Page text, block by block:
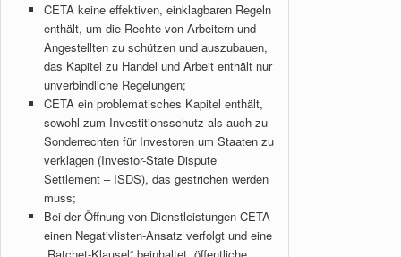
CETA keine effektiven, einklagbaren Regeln
enthält, um die Rechte von Arbeitern und
Angestellten zu schützen und auszubauen,
das Kapitel zu Handel und Arbeit enthält nur
unverbindliche Regelungen;
CETA ein problematisches Kapitel enthält,
sowohl zum Investitionsschutz als auch zu
Sonderrechten für Investoren um Staaten zu
verklagen (Investor-State Dispute
Settlement – ISDS), das gestrichen werden
muss;
Bei der Öffnung von Dienstleistungen CETA
einen Negativlisten-Ansatz verfolgt und eine